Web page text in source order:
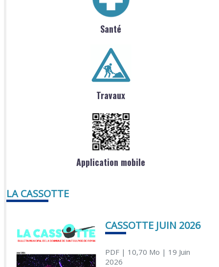
Santé
Travaux
Application mobile
LA CASSOTTE
CASSOTTE JUIN 2026
PDF| 10,70 Mo | 19 Juin
2026